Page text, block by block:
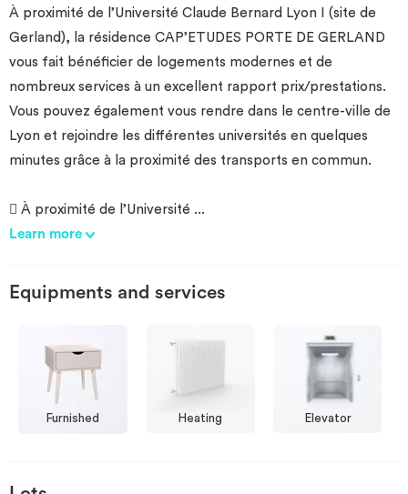
À proximité de l’Université Claude Bernard Lyon I (site de
Gerland), la résidence CAP’ETUDES PORTE DE GERLAND
vous fait bénéficier de logements modernes et de
nombreux services à un excellent rapport prix/prestations.
Vous pouvez également vous rendre dans le centre-ville de
Lyon et rejoindre les différentes universités en quelques
minutes grâce à la proximité des transports en commun.
 À proximité de l’Université ...
Learn more
Equipments and services
Furnished Heating Elevator